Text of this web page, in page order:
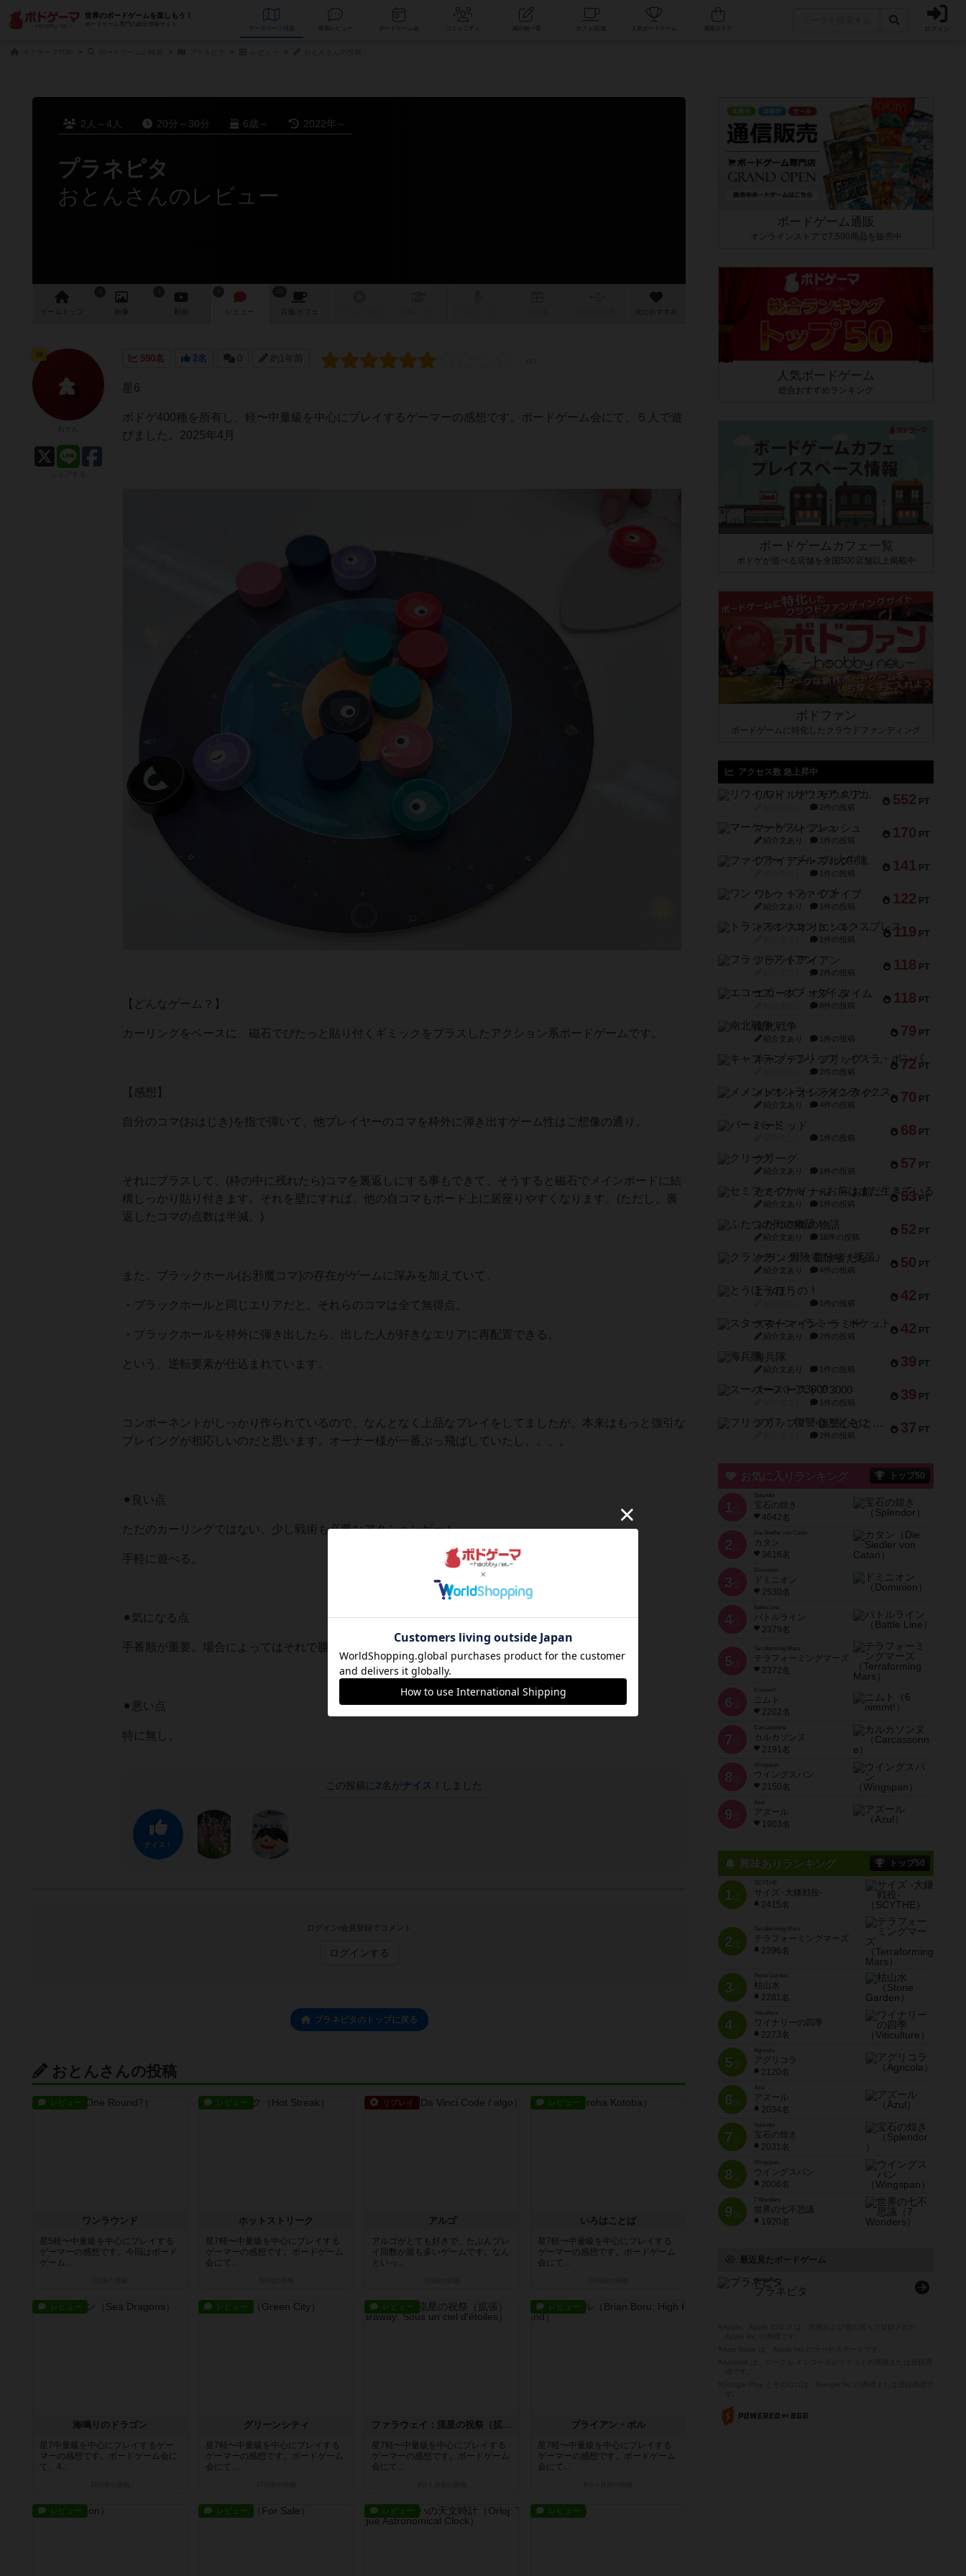
世界のボードゲームを楽しもう！
ボードゲーム専門の総合情報サイト
データベース コミュニティ 人気ボードゲーム ログイン
2人～4人 20分～30分 6歳～ 2022年～
プラネピタ
おとんさんのレビュー
ゲーム 画像 レビュー 店舗/ カフェ 次のおすすめ
590名 2名 0 約1年前
星6
ボドゲ400種を所有し、軽〜中量級を中心にプレイするゲーマーの感想です。ボードゲーム会にて、５人で遊
びました。2025年4月
【どんなゲーム？】
カーリングをベースに、磁石でぴたっと貼り付くギミックをプラスしたアクション系ボードゲームです。
【感想】
自分のコマ(おはじき)を指で弾いて、他プレイヤーのコマを枠外に弾き出すゲーム性はご想像の通り。
それにプラスして、(枠の中に残れたら)コマを裏返しにする事もできて、そうすると磁石でメインボードに結
構しっかり貼り付きます。それを壁にすれば、他の自コマもボード上に居座りやすくなります。(ただし、裏
返したコマの点数は半減。)
また、ブラックホール(お邪魔コマ)の存在がゲームに深みを加えていて、
・ブラックホールと同じエリアだと、それらのコマは全て無得点。
・ブラックホールを枠外に弾き出したら、出した人が好きなエリアに再配置できる。
という、逆転要素が仕込まれています。
コンポーネントがしっかり作られているので、なんとなく上品なプレイをしてましたが、本来はもっと強引な
プレイングが相応しいのだと思います。オーナー様が一番ぶっ飛ばしていたし、、、。
⚫︎良い点
ただのカーリングではない、少し戦術も必要なアクションゲーム。
手軽に遊べる。
⚫︎気になる点
手番順が重要。場合によってはそれで勝敗が決まる。
⚫︎悪い点
特に無し。
この投稿に 2名がナイス！ しました
ナイス！
ログイン/会員登録でコメント
ログインする
プラネピタのトップに戻る
おとんさんの投稿
レビュー
ワンラウンド
星5軽〜中量級を中心にプレイする
ゲーマーの感想です。今回はボード
ゲーム...
レビュー
ホットストリーク
星7軽〜中量級を中心にプレイする
ゲーマーの感想です。ボードゲーム
会にて...
リプレイ
アルゴ
アルゴがとても好きで、たぶんプレ
イ回数が最も多いゲームです。なん
といっ...
レビュー
いろはことば
星7軽〜中量級を中心にプレイする
ゲーマーの感想です。ボードゲーム
会にて...
レビュー
海鳴りのドラゴン
星7中量級を中心にプレイするゲー
マーの感想です。ボードゲーム会に
て、4...
レビュー
グリーンシティ
星7軽〜中量級を中心にプレイする
ゲーマーの感想です。ボードゲーム
会にて...
レビュー
ファラウェイ：流星の祝祭（拡張）
星7軽〜中量級を中心にプレイする
ゲーマーの感想です。ボードゲーム
会にて...
レビュー
ブライアン・ボル
星7軽〜中量級を中心にプレイする
ゲーマーの感想です。ボードゲーム
会にて...
レビュー レビュー レビュー レビュー
ボードゲーム通販
オンラインストアで7,500商品を販売中
人気ボードゲーム
総合おすすめランキング
ボードゲームカフェ一覧
ボドゲが遊べる店舗を全国500店舗以上掲載中
ボドファン
ボードゲームに特化したクラウドファンディング
アクセス数 急上昇中
552 PT
リワイルド：サウスアメリカ
2件の投稿
170 PT
マーケットフレッシュ
紹介文あり 1件の投稿
141 PT
ファイアー・ブルズ / 火牛陣
1件の投稿
122 PT
ワン・トゥ・ファイブ
紹介文あり 1件の投稿
119 PT
トランスオリエント・エクスプレス
1件の投稿
118 PT
フラットアイアン
2件の投稿
118 PT
エコーズ・オブ・タイム
8件の投稿
79 PT
南北戦争
紹介文あり 1件の投稿
72 PT
キャプテン・フリップ：イスラ・ボンバ
2件の投稿
70 PT
メメントオンラインタクティクス
紹介文あり 4件の投稿
68 PT
パーミッド
1件の投稿
57 PT
クリーグ
紹介文あり 1件の投稿
53 PT
セミファイナル ～お前はまだ生きている～
紹介文あり 1件の投稿
52 PT
ふたつの街の物語
紹介文あり 18件の投稿
50 PT
クランク! ：冒険者たち（拡張）
紹介文あり 4件の投稿
42 PT
とうほうの！
1件の投稿
42 PT
スターマイン・ラミー ポケット
紹介文あり 2件の投稿
39 PT
海兵隊
紹介文あり 1件の投稿
39 PT
スーパーストア3000
1件の投稿
37 PT
フリップ７：復讐心とともに
2件の投稿
お気に入りランキング トップ50
1 位
宝石の煌き
4042名
2 位
Die Siedler von Catan
カタン
3616名
3 位
ドミニオン
2530名
4位
Battle Line
バトルライン
2379名
5 位
Terraforming Mars
テラフォーミングマーズ
2372名
6 位
ニムト
2202名
7 位
Carcassonne
カルカソンヌ
2191名
8 位
Wingspan
ウイングスパン
2150名
9 位
Azul
アズール
1903名
興味ありランキング トップ50
1位
SCYTHE
サイズ -大鎌戦役-
2415名
2位
Terraforming Mars
テラフォーミングマーズ
2396名
3位
Stone Garden
枯山水
2281名
4位
Viticulture
ワイナリーの四季
2273名
5位
Agricola
アグリコラ
2120名
6位
Azul
アズール
2034名
7位
宝石の煌き
2031名
8位
Wingspan
ウイングスパン
2006名
9位
7 Wonders
世界の七不思議
1920名
最近見たボードゲーム
planepita
プラネピタ